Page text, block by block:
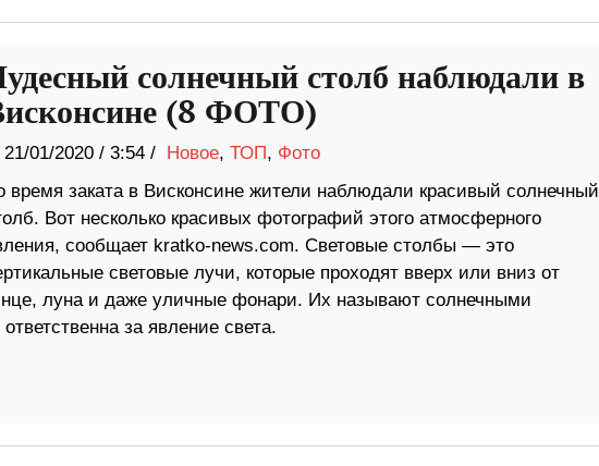
солнечный столб наблюдали в
(8 ФОТО)
21/01/2020/ 3:54 / Новое, ТОП, Фото
время заката в Висконсине жители наблюдали красивый солнечный
Вот несколько красивых фотографий этого атмосферного
сообщает kratko-news.com. Световые столбы — это
световые лучи, которые проходят вверх или вниз от
луна и даже уличные фонари. Их называют солнечными
за явление света.